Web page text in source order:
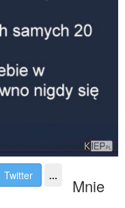
Twitter ... Mnie